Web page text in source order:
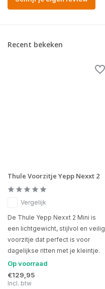
Recent bekeken
Thule Voorzitje Yepp Nexxt 2
Vergelijk
De Thule Yepp Nexxt 2 Mini is
een lichtgewicht, stijlvol en veilig
voorzitje dat perfect is voor
dagelijkse ritten met je kleintje.
Op voorraad
€129,95
Incl. btw